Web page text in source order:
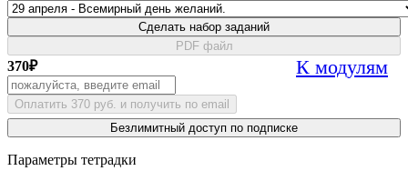
Сделать набор заданий
PDF файл
370₽ К модулям
Оплатить 370 руб. и получить по email
Безлимитный доступ по подписке
Параметры тетрадки